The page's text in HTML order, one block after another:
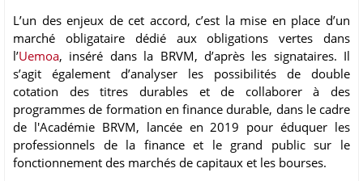
L’un des enjeux de cet accord, c’est la mise en place d’un
marché obligataire dédié aux obligations vertes dans
l’Uemoa, inséré dans la BRVM, d’après les signataires. Il
s’agit également d’analyser les possibilités de double
cotation des titres durables et de collaborer à des
programmes de formation en finance durable, dans le cadre
de l'Académie BRVM, lancée en 2019 pour éduquer les
professionnels de la finance et le grand public sur le
fonctionnement des marchés de capitaux et les bourses.